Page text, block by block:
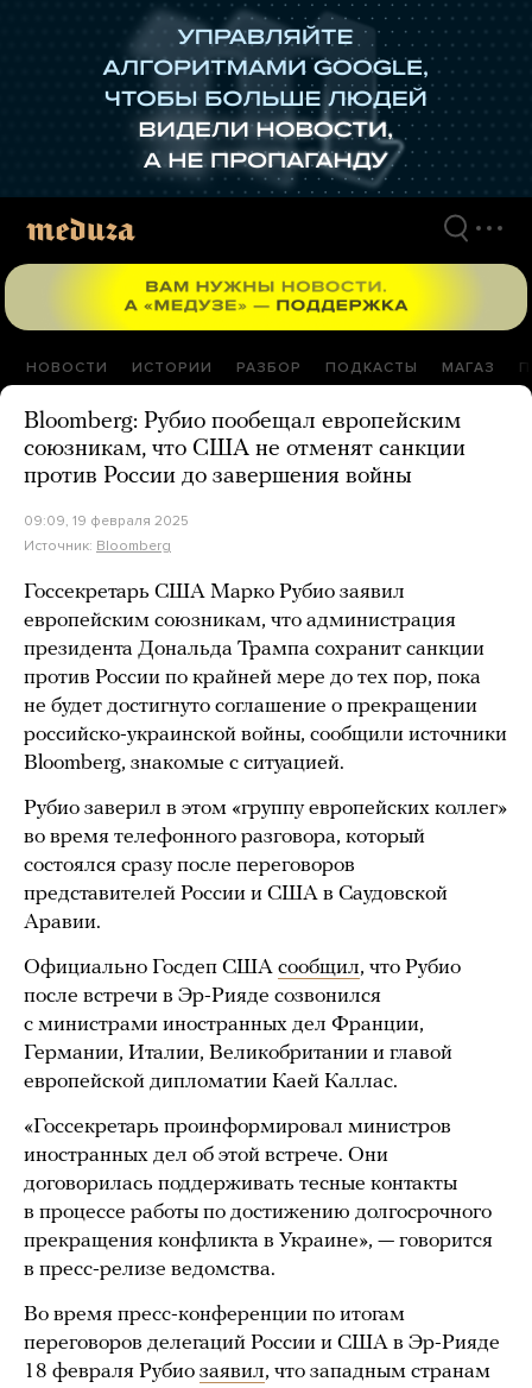
НОВОСТИ ИСТОРИИ РАЗБОР ПОДКАСТЫ МАГАЗ
Bloomberg: Рубио пообещал европейским
союзникам, что США не отменят санкции
против России до завершения войны
09:09, 19 февраля 2025
Источник: Bloomberg
Госсекретарь США Марко Рубио заявил
европейским союзникам, что администрация
президента Дональда Трампа сохранит санкции
против России по крайней мере до тех пор, пока
не будет достигнуто соглашение о прекращении
российско-украинской войны, сообщили источники
Bloomberg, знакомые с ситуацией.
Рубио заверил в этом «группу европейских коллег»
во время телефонного разговора, который
состоялся сразу после переговоров
представителей России и США в Саудовской
Аравии.
Официально Госдеп США сообщил, что Рубио
после встречи в Эр-Рияде созвонился
с министрами иностранных дел Франции,
Германии, Италии, Великобритании и главой
европейской дипломатии Каей Каллас.
«Госсекретарь проинформировал министров
иностранных дел об этой встрече. Они
договорилась поддерживать тесные контакты
в процессе работы по достижению долгосрочного
прекращения конфликта в Украине», — говорится
в пресс-релизе ведомства.
Во время пресс-конференции по итогам
переговоров делегаций России и США в Эр-Рияде
18 февраля Рубио заявил, что западным странам